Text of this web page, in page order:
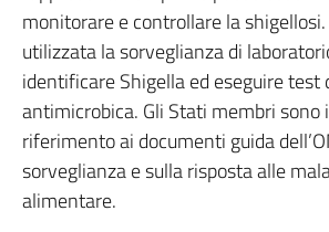
monitorare e controllare la
utilizzata la sorveglianza di
identificare Shigella ed eseguire test
antimicrobica. Gli Stati membri sono
riferimento ai documenti guida
sorveglianza e sulla risposta alle
alimentare.